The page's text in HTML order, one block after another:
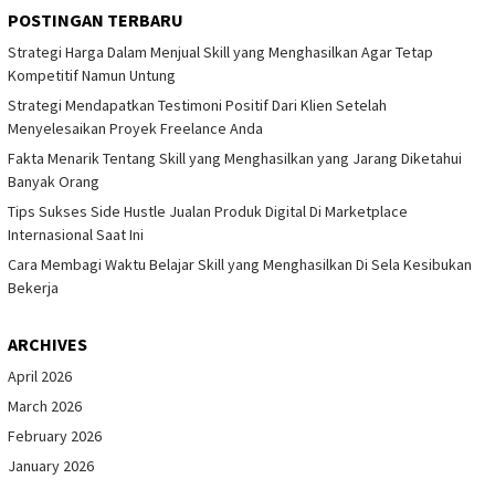
POSTINGAN TERBARU
Strategi Harga Dalam Menjual Skill yang Menghasilkan Agar Tetap
Kompetitif Namun Untung
Strategi Mendapatkan Testimoni Positif Dari Klien Setelah
Menyelesaikan Proyek Freelance Anda
Fakta Menarik Tentang Skill yang Menghasilkan yang Jarang Diketahui
Banyak Orang
Tips Sukses Side Hustle Jualan Produk Digital Di Marketplace
Internasional Saat Ini
Cara Membagi Waktu Belajar Skill yang Menghasilkan Di Sela Kesibukan
Bekerja
ARCHIVES
April 2026
March 2026
February 2026
January 2026